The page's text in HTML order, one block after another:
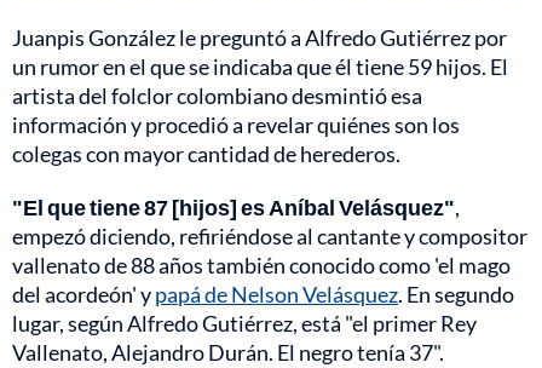
Juanpis González le preguntó a Alfredo Gutiérrez por
un rumor en el que se indicaba que él tiene 59 hijos. El
artista del folclor colombiano desmintió esa
información y procedió a revelar quiénes son los
colegas con mayor cantidad de herederos.
"El que tiene 87 [hijos] es Aníbal Velásquez",
empezó diciendo, refiriéndose al cantante y compositor
vallenato de 88 años también conocido como 'el mago
del acordeón' ypapá de Nelson Velásquez. En segundo
lugar, según Alfredo Gutiérrez, está "el primer Rey
Vallenato, Alejandro Durán. El negro tenía 37".